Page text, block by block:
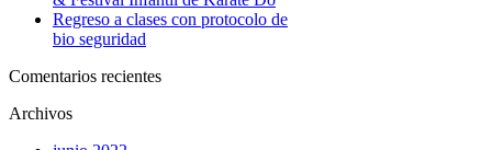
Regreso a clases con protocolo de
bio seguridad
Comentarios recientes
Archivos